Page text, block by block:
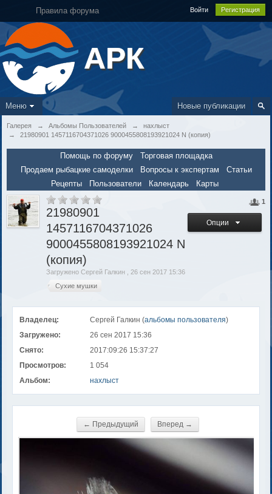
Правила форума Войти Регистрация
АРК
Новые публикации
Меню
Галерея → Альбомы Пользователей →
нахлыст
→
21980901 1457116704371026 9000455808193921024 N (копия)
Помощь по форуму
Торговая площадка
Продаем рыбацкие самоделки
Вопросы к экспертам
Статьи
Рецепты
Пользователи Календарь Карты
1
Опции
21980901
1457116704371026
9000455808193921024 N
(копия)
Загружено Сергей Галкин , 26 сен 2017 15:36
Сухие мушки
Владелец: Сергей Галкин (альбомы пользователя)
Загружено:
26 сен 2017 15:36
Снято:
2017:09:26 15:37:27
Просмотров:
1 054
Альбом:
нахлыст
← Предыдущий Вперед →